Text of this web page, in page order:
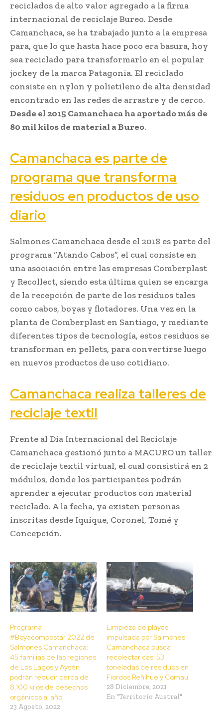
reciclados de alto valor agregado a la firma
internacional de reciclaje Bureo. Desde
Camanchaca, se ha trabajado junto a la empresa
para, que lo que hasta hace poco era basura, hoy
sea reciclado para transformarlo en el popular
jockey de la marca Patagonia. El reciclado
consiste en nylon y polietileno de alta densidad
encontrado en las redes de arrastre y de cerco.
Desde el 2015 Camanchaca ha aportado más de
80 mil kilos de material a Bureo.
Camanchaca es parte de
programa que transforma
residuos en productos de uso
diario
Salmones Camanchaca desde el 2018 es parte del
programa “Atando Cabos”, el cual consiste en
una asociación entre las empresas Comberplast
y Recollect, siendo esta última quien se encarga
de la recepción de parte de los residuos tales
como cabos, boyas y flotadores. Una vez en la
planta de Comberplast en Santiago, y mediante
diferentes tipos de tecnología, estos residuos se
transforman en pellets, para convertirse luego
en nuevos productos de uso cotidiano.
Camanchaca realiza talleres de
reciclaje textil
Frente al Día Internacional del Reciclaje
Camanchaca gestionó junto a MACURO un taller
de reciclaje textil virtual, el cual consistirá en 2
módulos, donde los participantes podrán
aprender a ejecutar productos con material
reciclado. A la fecha, ya existen personas
inscritas desde Iquique, Coronel, Tomé y
Concepción.
Programa
#Boyacompostar 2022 de
Salmones Camanchaca:
45 familias de las regiones
de Los Lagos y Aysén
podrán reducir cerca de
8.100 kilos de desechos
orgánicos al año
23 Agosto, 2022
Limpieza de playas
impulsada por Salmones
Camanchaca busca
recolectar casi 53
toneladas de residuos en
Fiordos Reñihue y Comau
28 Diciembre, 2021
En "Territorio Austral"